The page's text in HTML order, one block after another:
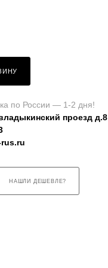
по России — 1-2 дня!
проезд д.8
НАШЛИ ДЕШЕВЛЕ?